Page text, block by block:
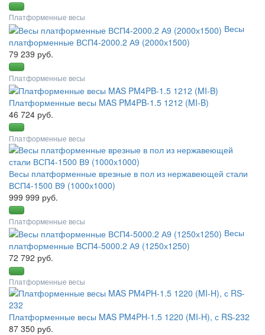
Платформенные весы
Весы
платформенные ВСП4-2000.2 А9 (2000х1500)
79 239 руб.
Платформенные весы
Платформенные весы MAS PM4PB-1.5 1212 (MI-B)
46 724 руб.
Платформенные весы
Весы платформенные врезные в пол из нержавеющей стали
ВСП4-1500 В9 (1000х1000)
999 999 руб.
Платформенные весы
Весы
платформенные ВСП4-5000.2 А9 (1250х1250)
72 792 руб.
Платформенные весы
Платформенные весы MAS PM4PH-1.5 1220 (MI-H), с RS-232
87 350 руб.